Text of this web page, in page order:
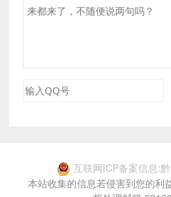
互联网ICP备案信息:
本站收集的信息若侵害到您的利